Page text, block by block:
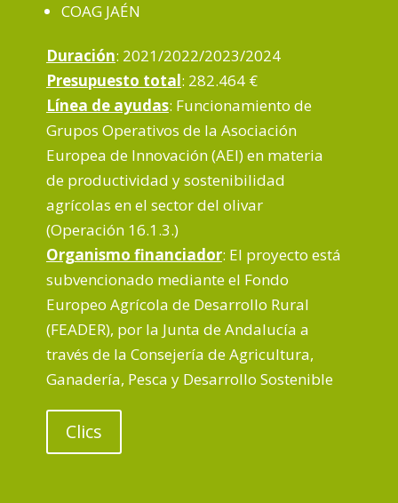
COAG JAÉN
Duración: 2021/2022/2023/2024
Presupuesto total: 282.464 €
Línea de ayudas: Funcionamiento de
Grupos Operativos de la Asociación
Europea de Innovación (AEI) en materia
de productividad y sostenibilidad
agrícolas en el sector del olivar
(Operación 16.1.3.)
Organismo financiador: El proyecto está
subvencionado mediante el Fondo
Europeo Agrícola de Desarrollo Rural
(FEADER), por la Junta de Andalucía a
través de la Consejería de Agricultura,
Ganadería, Pesca y Desarrollo Sostenible
Clics